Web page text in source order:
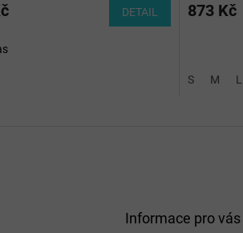
DETAIL 873 Kč
S M L
Informace pro vás